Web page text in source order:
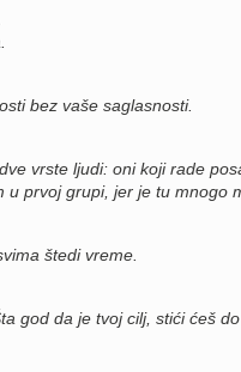
bez vaše saglasnosti.
vrste ljudi: oni koji rade
prvoj grupi, jer je tu mnogo
štedi vreme.
god da je tvoj cilj, stići ćeš